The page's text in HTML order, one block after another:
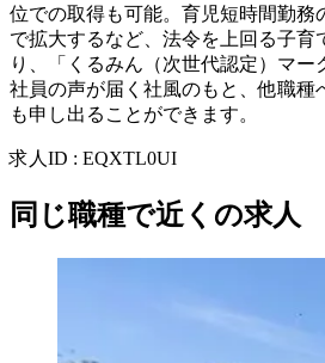
位での取得も可能。育児短時間勤務
で拡大するなど、法令を上回る子育
り、「くるみん（次世代認定）マー
社員の声が届く社風のもと、他職種
も申し出ることができます。
求人ID : EQXTL0UI
同じ職種で近くの求人